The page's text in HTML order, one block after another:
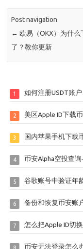
Post navigation
← 欧易（OKX）为什么
了？教你更新
1 如何注册USDT账
2 美区Apple ID下载
3 国内苹果手机下载
4 币安Alpha空投查
5 谷歌账号中验证年
6 备份和恢复币安账
7 怎么把Apple ID切
8 币安无法登录怎么